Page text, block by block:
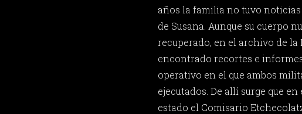
años la familia no tuvo
de Susana. Aunque su cuerpo
recuperado, en el archivo de la
encontrado recortes e
operativo en el que ambos
ejecutados. De allí surge que
estado el Comisario